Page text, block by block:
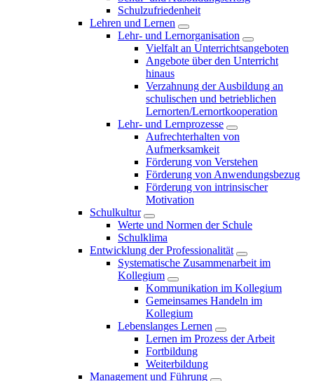
Schulzufriedenheit
Lehren und Lernen
Lehr- und Lernorganisation
Vielfalt an Unterrichtsangeboten
Angebote über den Unterricht
hinaus
Verzahnung der Ausbildung an
schulischen und betrieblichen
Lernorten/Lernortkooperation
Lehr- und Lernprozesse
Aufrechterhalten von
Aufmerksamkeit
Förderung von Verstehen
Förderung von Anwendungsbezug
Förderung von intrinsischer
Motivation
Schulkultur
Werte und Normen der Schule
Schulklima
Entwicklung der Professionalität
Systematische Zusammenarbeit im
Kollegium
Kommunikation im Kollegium
Gemeinsames Handeln im
Kollegium
Lebenslanges Lernen
Lernen im Prozess der Arbeit
Fortbildung
Weiterbildung
Management und Führung